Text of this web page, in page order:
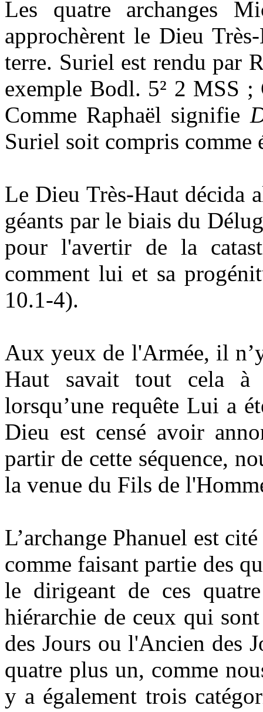
Les quatre archanges
approchèrent le Dieu
terre. Suriel est rendu par
exemple Bodl. 5² 2 MSS
Comme Raphaël signifie
Suriel soit compris comme
Le Dieu Très-Haut décida
géants par le biais du
pour l'avertir de la
comment lui et sa
10.1-4).
Aux yeux de l'Armée, il
Haut savait tout cela
lorsqu’une requête Lui a
Dieu est censé avoir
partir de cette séquence,
la venue du Fils de
L’archange Phanuel est
comme faisant partie des
le dirigeant de ces
hiérarchie de ceux qui
des Jours ou l'Ancien des
quatre plus un, comme
y a également trois